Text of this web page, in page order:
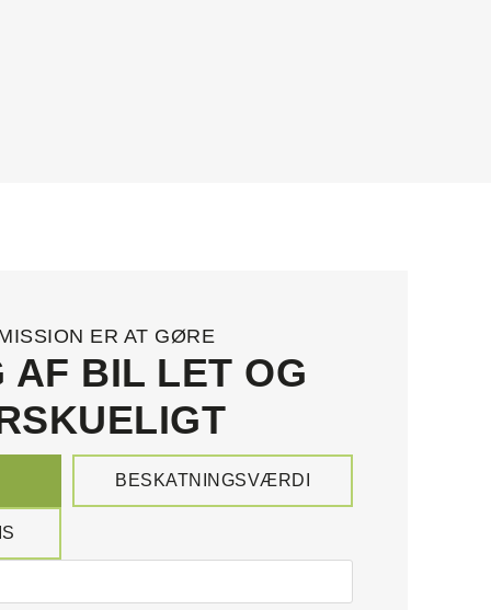
ER AT GØRE
AF BIL LET OG
BESKATNINGSVÆRDI